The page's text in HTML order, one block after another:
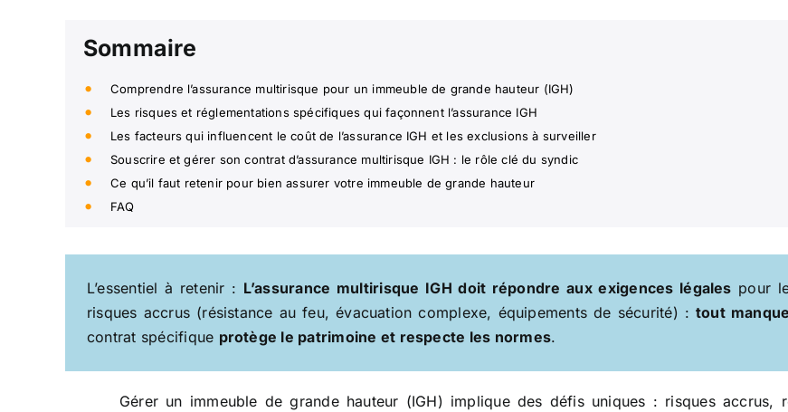
Sommaire
Comprendre l’assurance multirisque pour un immeuble de grande hauteur (IGH)
Les risques et réglementations spécifiques qui façonnent l’assurance IGH
Les facteurs qui influencent le coût de l’assurance IGH et les exclusions à surveiller
Souscrire et gérer son contrat d’assurance multirisque IGH : le rôle clé du syndic
Ce qu’il faut retenir pour bien assurer votre immeuble de grande hauteur
FAQ
L’essentiel à retenir : L’assurance multirisque IGH doit répondre aux exigences légales pour
risques accrus (résistance au feu, évacuation complexe, équipements de sécurité) : tout
contrat spécifique protège le patrimoine et respecte les normes.
Gérer un immeuble de grande hauteur (IGH) implique des défis uniques : risques accrus,